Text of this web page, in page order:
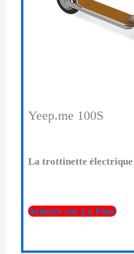
Yeep.me 100S
La trottinette électrique
Acheter sur La Fnac